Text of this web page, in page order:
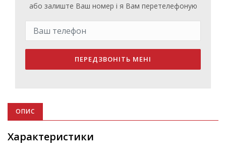
або залиште Ваш номер і я Вам перетелефоную
ПЕРЕДЗВОНІТЬ МЕНІ
ОПИС
Характеристики